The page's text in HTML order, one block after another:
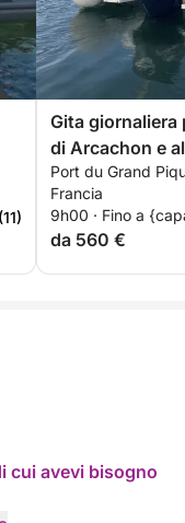
Gita giornaliera
di Arcachon e
Port du Grand
Francia
9h00 · Fino a
da 560 €
cui avevi bisogno